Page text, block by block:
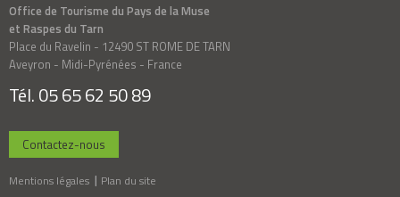
Office de Tourisme du Pays de la Muse
et Raspes du Tarn
Place du Ravelin - 12490 ST ROME DE TARN
Aveyron - Midi-Pyrénées - France
Tél. 05 65 62 50 89
Contactez-nous
Mentions légales Plan du site